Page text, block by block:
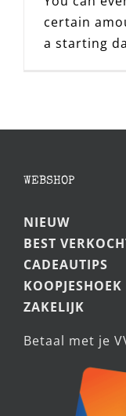
certain
a starting
WEBSHOP
NIEUW
BEST
CADEAUTIPS
KOOPJESHOEK
ZAKELIJK
Betaal met je